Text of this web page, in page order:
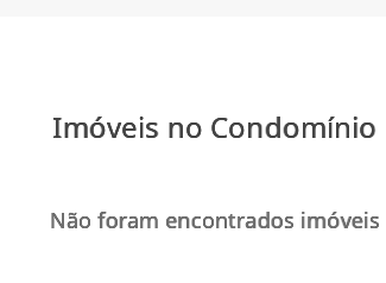
Imóveis no Condomínio
Não foram encontrados imóveis